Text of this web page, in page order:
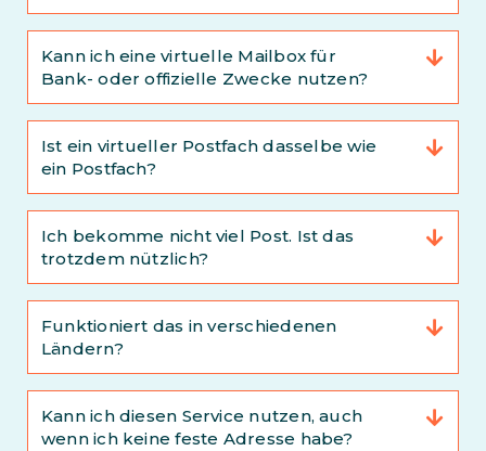
Kann ich eine virtuelle Mailbox für
Bank- oder offizielle Zwecke nutzen?
Ist ein virtueller Postfach dasselbe wie
ein Postfach?
Ich bekomme nicht viel Post. Ist das
trotzdem nützlich?
Funktioniert das in verschiedenen
Ländern?
Kann ich diesen Service nutzen, auch
wenn ich keine feste Adresse habe?